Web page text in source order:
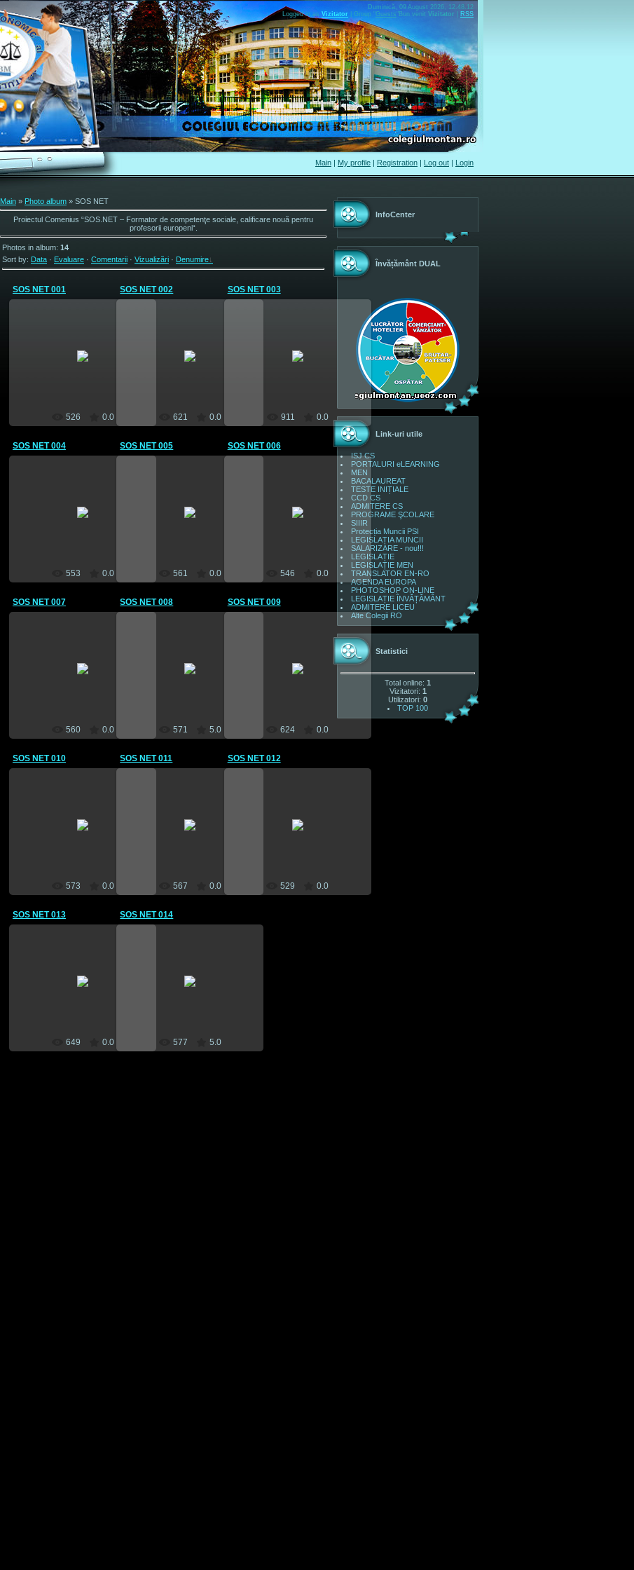
Duminică, 09 August 2026, 12.48.12
Logged in as Vizitator Group "Guests" Bun venit Vizitator RSS
Main | My profile | Registration | Log out | Login
Main » Photo album » SOS NET
Proiectul Comenius “SOS.NET – Formator de competenţe sociale, calificare nouă pentru
profesorii europeni“.
Photos in album: 14
Sort by: Data · Evaluare · Comentarii · Vizualizări · Denumire
SOS NET 001
526 0.0
SOS NET 002
621 0.0
SOS NET 003
911 0.0
SOS NET 004
553 0.0
SOS NET 005
561 0.0
SOS NET 006
546 0.0
SOS NET 007
560 0.0
SOS NET 008
571 5.0
SOS NET 009
624 0.0
SOS NET 010
573 0.0
SOS NET 011
567 0.0
SOS NET 012
529 0.0
SOS NET 013
649 0.0
SOS NET 014
577 5.0
InfoCenter
Învățământ DUAL
Link-uri utile
ISJ CS
PORTALURI eLEARNING
MEN
BACALAUREAT
TESTE INIȚIALE
CCD CS
ADMITERE CS
PROGRAME ŞCOLARE
SIIIR
Protecția Muncii PSI
LEGISLAȚIA MUNCII
SALARIZARE - nou!!!
LEGISLAȚIE
LEGISLAȚIE MEN
TRANSLATOR EN-RO
AGENDA EUROPA
PHOTOSHOP ON-LINE
LEGISLAȚIE ÎNVĂȚĂMÂNT
ADMITERE LICEU
Alte Colegii RO
Statistici
Total online: 1
Vizitatori: 1
Utilizatori: 0
TOP 100